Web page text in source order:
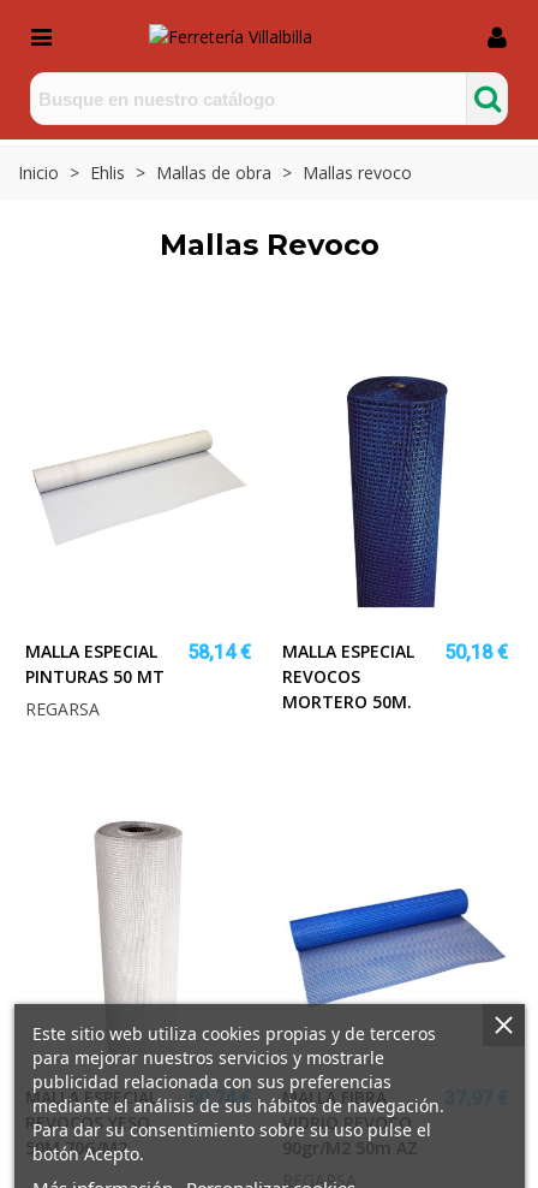
Inicio > Ehlis > Mallas de obra > Mallas revoco
Mallas Revoco
MALLA ESPECIAL
PINTURAS 50 MT
58,14 €
REGARSA
MALLA ESPECIAL
REVOCOS
MORTERO 50M.
50,18 €
MALLA ESPECIAL
REVOCOS YESO
50M 70G/M2
50,74 €
MALLA FIBRA
VIDRIO REVOCO
90gr/m2 50m AZ
REGARSA
Este sitio web utiliza cookies propias y de terceros
para mejorar nuestros servicios y mostrarle
publicidad relacionada con sus preferencias
mediante el análisis de sus hábitos de navegación.
Para dar su consentimiento sobre su uso pulse el
botón Acepto.